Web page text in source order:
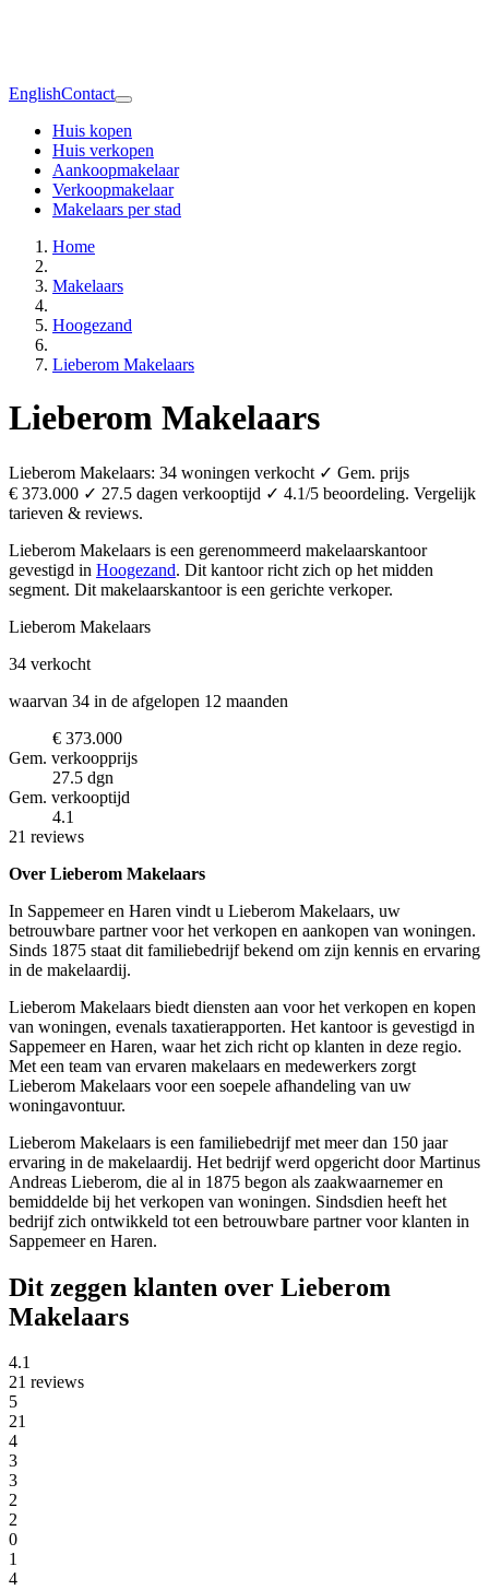
EnglishContact
Huis kopen
Huis verkopen
Aankoopmakelaar
Verkoopmakelaar
Makelaars per stad
Home
Makelaars
Hoogezand
Lieberom Makelaars
Lieberom Makelaars
Lieberom Makelaars: 34 woningen verkocht ✓ Gem. prijs
€ 373.000 ✓ 27.5 dagen verkooptijd ✓ 4.1/5 beoordeling. Vergelijk
tarieven & reviews.
Lieberom Makelaars is een gerenommeerd makelaarskantoor
gevestigd in Hoogezand. Dit kantoor richt zich op het midden
segment. Dit makelaarskantoor is een gerichte verkoper.
Lieberom Makelaars
34 verkocht
waarvan 34 in de afgelopen 12 maanden
€ 373.000
Gem. verkoopprijs
27.5 dgn
Gem. verkooptijd
4.1
21 reviews
Over Lieberom Makelaars
In Sappemeer en Haren vindt u Lieberom Makelaars, uw
betrouwbare partner voor het verkopen en aankopen van woningen.
Sinds 1875 staat dit familiebedrijf bekend om zijn kennis en ervaring
in de makelaardij.
Lieberom Makelaars biedt diensten aan voor het verkopen en kopen
van woningen, evenals taxatierapporten. Het kantoor is gevestigd in
Sappemeer en Haren, waar het zich richt op klanten in deze regio.
Met een team van ervaren makelaars en medewerkers zorgt
Lieberom Makelaars voor een soepele afhandeling van uw
woningavontuur.
Lieberom Makelaars is een familiebedrijf met meer dan 150 jaar
ervaring in de makelaardij. Het bedrijf werd opgericht door Martinus
Andreas Lieberom, die al in 1875 begon als zaakwaarnemer en
bemiddelde bij het verkopen van woningen. Sindsdien heeft het
bedrijf zich ontwikkeld tot een betrouwbare partner voor klanten in
Sappemeer en Haren.
Dit zeggen klanten over Lieberom
Makelaars
4.1
21 reviews
5
21
4
3
3
2
2
0
1
4